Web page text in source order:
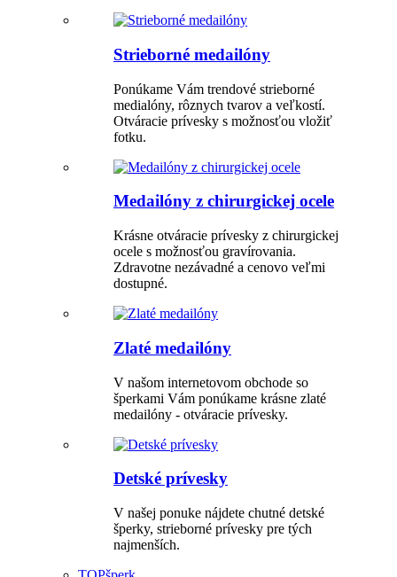
Strieborné medailóny
Ponúkame Vám trendové strieborné
medialóny, rôznych tvarov a veľkostí.
Otváracie prívesky s možnosťou vložiť
fotku.
Medailóny z chirurgickej ocele
Krásne otváracie prívesky z chirurgickej
ocele s možnosťou gravírovania.
Zdravotne nezávadné a cenovo veľmi
dostupné.
Zlaté medailóny
V našom internetovom obchode so
šperkami Vám ponúkame krásne zlaté
medailóny - otváracie prívesky.
Detské prívesky
V našej ponuke nájdete chutné detské
šperky, strieborné prívesky pre tých
najmenších.